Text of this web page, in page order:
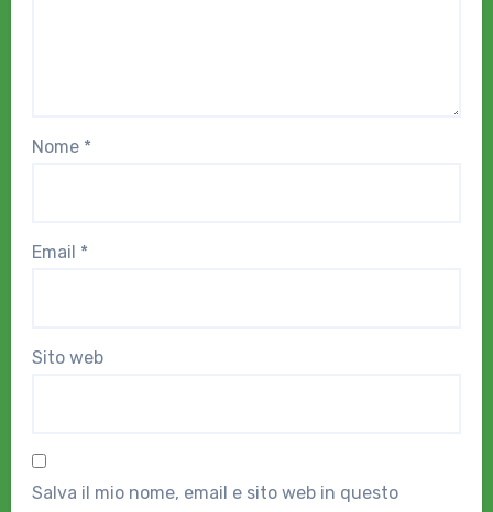
Nome *
Email *
Sito web
Salva il mio nome, email e sito web in questo